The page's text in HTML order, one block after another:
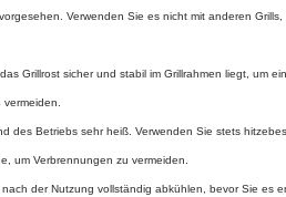
Verwenden Sie es nicht mit anderen
Grillrost sicher und stabil im Grillrahmen liegt, um
vermeiden.
des Betriebs sehr heiß. Verwenden Sie stets
um Verbrennungen zu vermeiden.
der Nutzung vollständig abkühlen, bevor Sie es